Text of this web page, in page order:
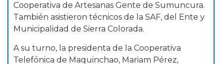
Cooperativa de Artesanas Gente de Sumuncura.
También asistieron técnicos de la SAF, del Ente y
Municipalidad de Sierra Colorada.
A su turno, la presidenta de la Cooperativa
Telefónica de Maquinchao, Mariam Pérez,